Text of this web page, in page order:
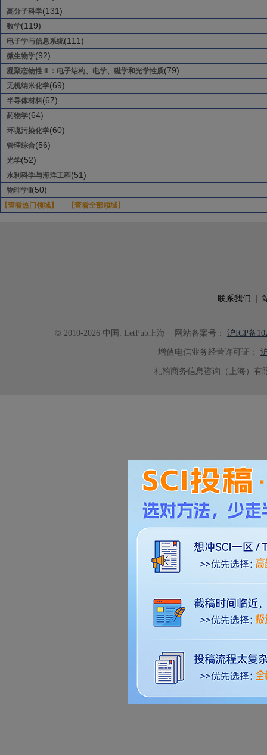
高分子科学(131)
数学(119)
电子学与信息系统(111)
微生物学(92)
凝聚态物性 II ：电子结构、电学、磁学和光学性质(79)
无机纳米化学(69)
半导体材料(67)
药物学(64)
环境污染化学(60)
管理综合(56)
光学(52)
水利科学与海洋工程(51)
物理学II (50)
【查看热门领域】 【查看全部领域】
联系我们
© 2010-2026 中国: LetPub上海 网站备案号： 沪ICP备
增值电信业务经营许可证：
礼翰商务信息咨询（上海）